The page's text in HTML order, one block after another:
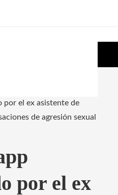
por el ex asistente de
de agresión sexual
por el ex